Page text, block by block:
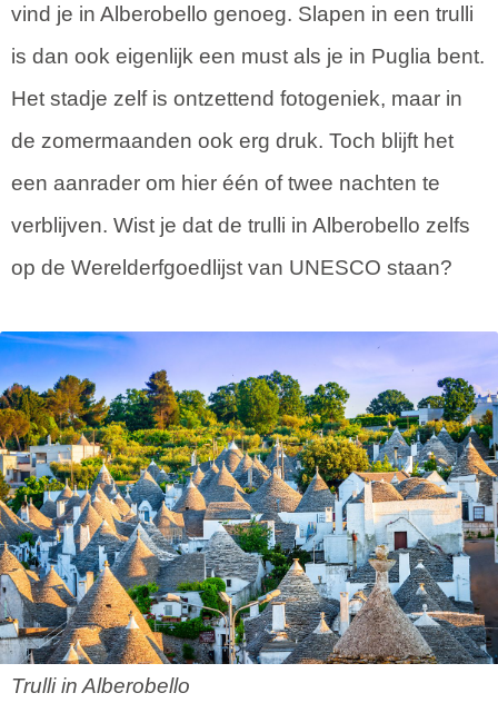
vind je in Alberobello genoeg. Slapen in een trulli
is dan ook eigenlijk een must als je in Puglia bent.
Het stadje zelf is ontzettend fotogeniek, maar in
de zomermaanden ook erg druk. Toch blijft het
een aanrader om hier één of twee nachten te
verblijven. Wist je dat de trulli in Alberobello zelfs
op de Werelderfgoedlijst van UNESCO staan?
Trulli in Alberobello